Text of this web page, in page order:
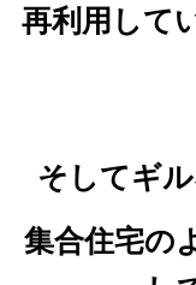
再利用して
そしてギ
集合住宅の